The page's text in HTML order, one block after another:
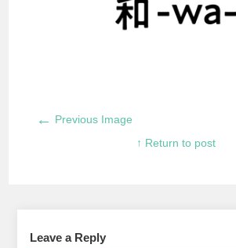
← Previous Image
↑ Return to post
Leave a Reply